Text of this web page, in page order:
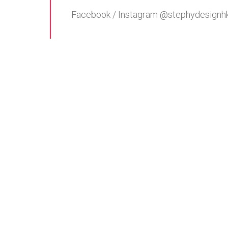
Facebook / Instagram